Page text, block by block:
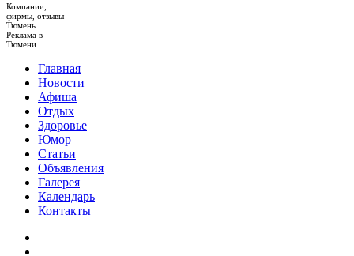
Компании,
фирмы, отзывы
Тюмень.
Реклама в
Тюмени.
Главная
Новости
Афиша
Отдых
Здоровье
Юмор
Статьи
Объявления
Галерея
Календарь
Контакты